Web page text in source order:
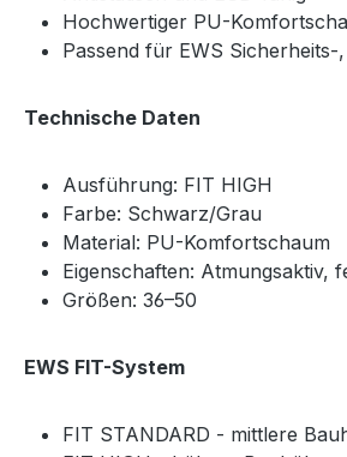
Hochwertiger PU-
Passend für EWS
Technische Daten
Ausführung: FIT HIGH
Farbe: Schwarz/Grau
Material: PU-Komfortschaum
Eigenschaften: Atmungsaktiv,
Größen: 36–50
EWS FIT-System
FIT STANDARD - mittlere